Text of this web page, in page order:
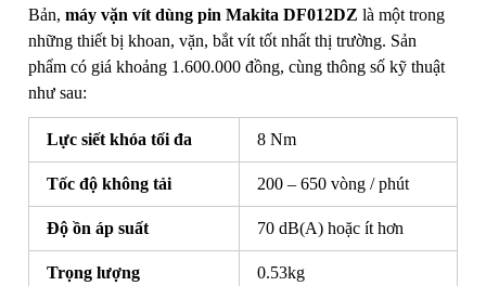
Bản, máy vặn vít dùng pin Makita DF012DZ là một trong
những thiết bị khoan, vặn, bắt vít tốt nhất thị trường. Sản
phẩm có giá khoảng 1.600.000 đồng, cùng thông số kỹ thuật
như sau:
Lực siết khóa tối đa 8 Nm
Tốc độ không tải 200 – 650 vòng / phút
Độ ồn áp suất 70 dB(A) hoặc ít hơn
Trọng lượng 0.53kg